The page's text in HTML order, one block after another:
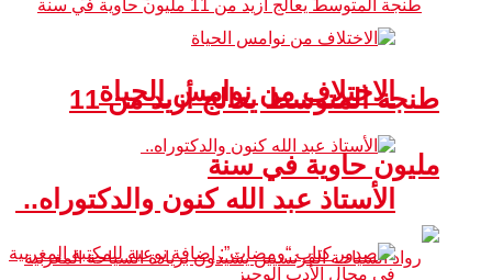
طنجة المتوسط يعالج أزيد من 11
مليون حاوية في سنة
الاختلاف من نوامس الحياة
الأستاذ عبد الله كنون والدكتوراه..